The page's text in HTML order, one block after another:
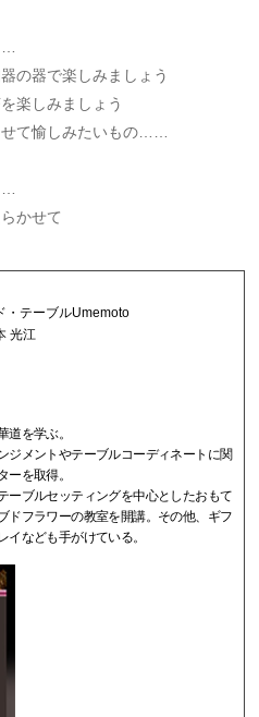
の器で楽しみましょう
楽しみましょう
て愉しみたいもの……
かせて
・テーブルUmemoto
光江
を学ぶ。
ジメントやテーブルコーディネートに関
を取得。
ーブルセッティングを中心としたおもて
ドフラワーの教室を開講。その他、ギフ
イなども手がけている。